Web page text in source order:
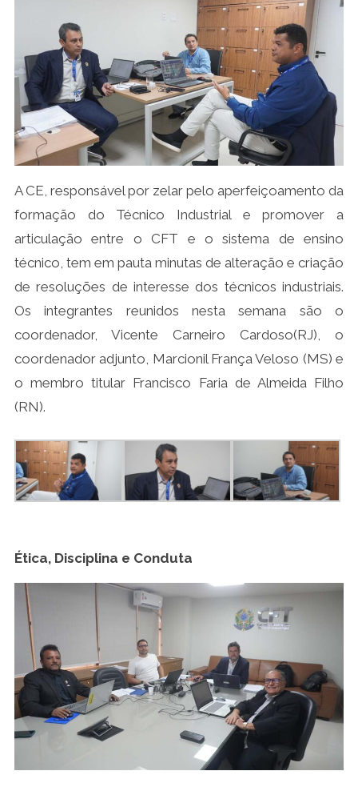
A CE, responsável por zelar pelo aperfeiçoamento da
formação do Técnico Industrial e promover a
articulação entre o CFT e o sistema de ensino
técnico, tem em pauta minutas de alteração e criação
de resoluções de interesse dos técnicos industriais.
Os integrantes reunidos nesta semana são o
coordenador, Vicente Carneiro Cardoso(RJ), o
coordenador adjunto, Marcionil França Veloso (MS) e
o membro titular Francisco Faria de Almeida Filho
(RN).
Ética, Disciplina e Conduta